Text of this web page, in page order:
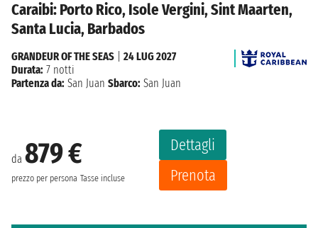
Caraibi: Porto Rico, Isole Vergini, Sint Maarten,
Santa Lucia, Barbados
da 879 €
prezzo per persona Tasse incluse
Dettagli
Prenota
GRANDEUR OF THE SEAS
24 LUG 2027
Durata: 7 notti
Partenza da: San Juan Sbarco: San Juan